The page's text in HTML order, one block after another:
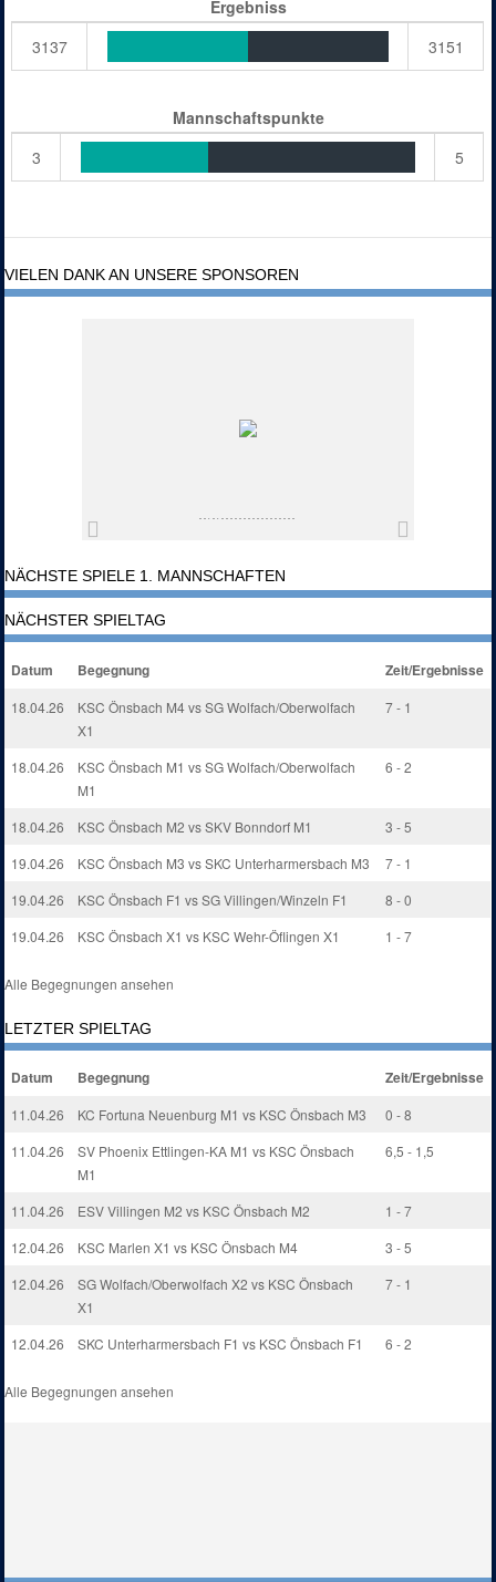
Ergebniss
3137
3151
Mannschaftspunkte
3
5
VIELEN DANK AN UNSERE SPONSOREN
NÄCHSTE SPIELE 1. MANNSCHAFTEN
NÄCHSTER SPIELTAG
Datum Begegnung Zeit/Ergebnisse
18.04.26
KSC Önsbach M4 vs SG Wolfach/Oberwolfach
X1
7 - 1
18.04.26
KSC Önsbach M1 vs SG Wolfach/Oberwolfach
M1
6 - 2
18.04.26 KSC Önsbach M2 vs SKV Bonndorf M1
3 - 5
19.04.26
KSC Önsbach M3 vs SKC Unterharmersbach M3
7 - 1
19.04.26
KSC Önsbach F1 vs SG Villingen/Winzeln F1
8 - 0
19.04.26
KSC Önsbach X1 vs KSC Wehr-Öflingen X1 1 - 7
Alle Begegnungen ansehen
LETZTER SPIELTAG
Datum Begegnung Zeit/Ergebnisse
11.04.26 KC Fortuna Neuenburg M1 vs KSC Önsbach M3
0 - 8
11.04.26
SV Phoenix Ettlingen-KA M1 vs KSC Önsbach
M1
6,5 - 1,5
11.04.26 ESV Villingen M2 vs KSC Önsbach M2
1 - 7
12.04.26
KSC Marlen X1 vs KSC Önsbach M4
3 - 5
12.04.26
SG Wolfach/Oberwolfach X2 vs KSC Önsbach
X1
7 - 1
12.04.26 SKC Unterharmersbach F1 vs KSC Önsbach F1 6 - 2
Alle Begegnungen ansehen